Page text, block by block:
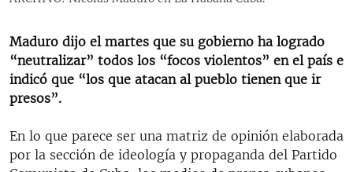
SER VIEJO EN CUBA
KENTU-CUBANO
LOS SANTOS DE HIALEAH
LA INVASIÓN DE RUSIA A UCRANIA
SÍGUENOS
Maduro dijo el martes que su gobierno ha logrado
“neutralizar” todos los “focos violentos” en el país e
indicó que “los que atacan al pueblo tienen que ir
presos”.
En lo que parece ser una matriz de opinión elaborada
por la sección de ideología y propaganda del Partido